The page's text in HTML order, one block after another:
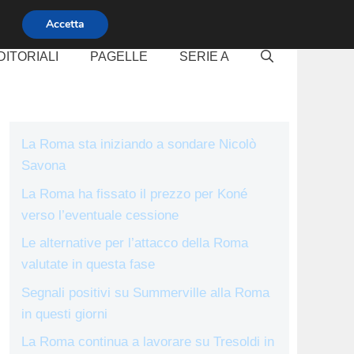
PAGELLE SERIE A
La Roma sta iniziando a sondare Nicolò
Savona
La Roma ha fissato il prezzo per Koné
verso l’eventuale cessione
Le alternative per l’attacco della Roma
valutate in questa fase
Segnali positivi su Summerville alla Roma
in questi giorni
La Roma continua a lavorare su Tresoldi in
Accetta